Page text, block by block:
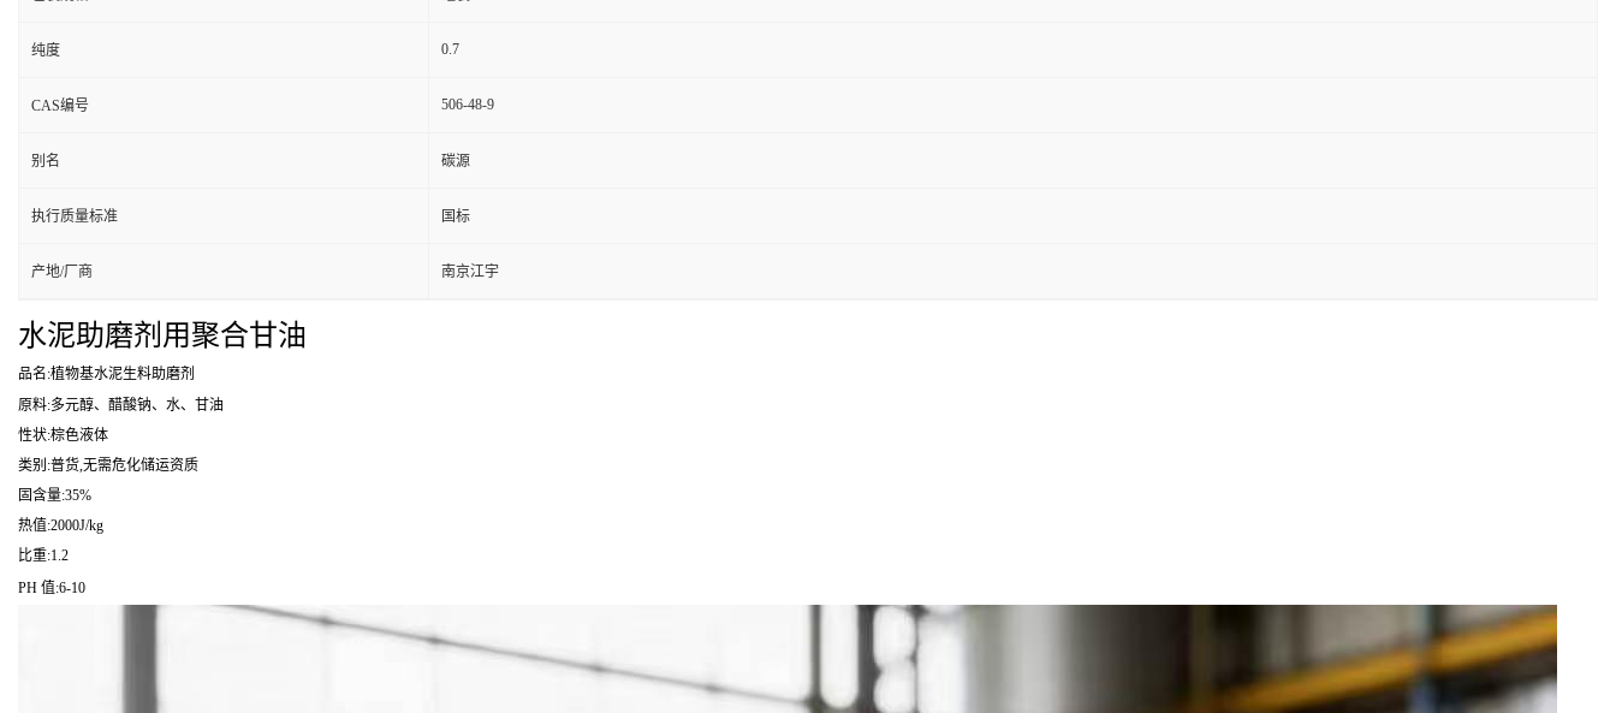
纯度 0.7
CAS编号 506-48-9
别名 碳源
执行质量标准 国标
产地/厂商 南京江宇
水泥助磨剂用聚合甘油
品名:植物基水泥生料助磨剂
原料:多元醇、醋酸钠、水、甘油
性状:棕色液体
类别:普货,无需危化储运资质
固含量:35%
热值:2000J/kg
比重:1.2
PH 值:6-10